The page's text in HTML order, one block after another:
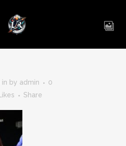
in by admin
0
Likes Share